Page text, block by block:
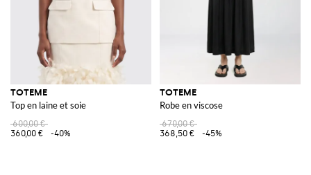
TOTEME
Top en laine et soie
600,00 €
360,00 €
-40%
TOTEME
Robe en viscose
670,00 €
368,50 €
-45%